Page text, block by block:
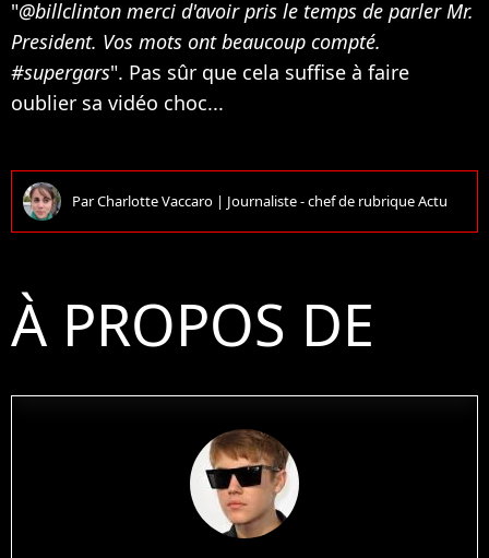
"@billclinton merci d'avoir pris le temps de parler Mr.
President. Vos mots ont beaucoup compté.
#supergars". Pas sûr que cela suffise à faire
oublier sa vidéo choc...
ParCharlotte Vaccaro | Journaliste - chef de rubrique Actu
À PROPOS DE